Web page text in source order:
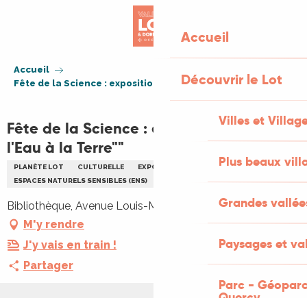
Accueil
Découvrir le Lot
Villes et
Plus beaux
Grandes
Paysages et
Parc -
Accueil
Fête de la Science : exposition "Rendre l'Eau à la Terre""
Fête de la Science : exposition "Rendre
l'Eau à la Terre""
PLANÈTE LOT CULTURELLE EXPOSITION
ENVIRONNEMENT
ESPACES NATURELS SENSIBLES (ENS)
Bibliothèque, Avenue Louis-Mazet, 46500 Gramat
M'y rendre
J'y vais en train !
Partager